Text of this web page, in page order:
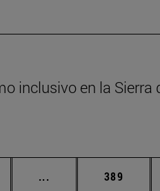
inclusivo en la Sierra
... Páginas intermedias
Página
389